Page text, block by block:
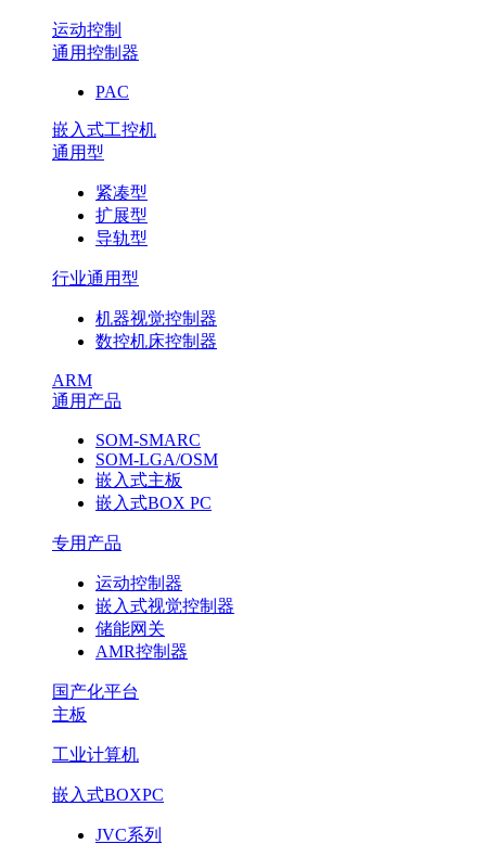
运动控制
通用控制器
PAC
嵌入式工控机
通用型
紧凑型
扩展型
导轨型
行业通用型
机器视觉控制器
数控机床控制器
ARM
通用产品
SOM-SMARC
SOM-LGA/OSM
嵌入式主板
嵌入式BOX PC
专用产品
运动控制器
嵌入式视觉控制器
储能网关
AMR控制器
国产化平台
主板
工业计算机
嵌入式BOXPC
JVC系列